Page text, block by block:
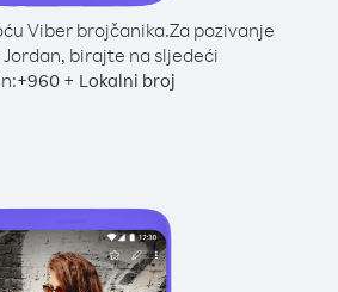
Viber brojčanika.Za pozivanje
birajte na sljedeći
+960 + Lokalni broj